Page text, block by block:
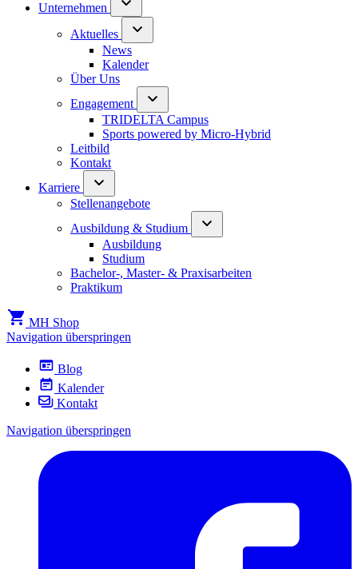
Unternehmen
Aktuelles
News
Kalender
Über Uns
Engagement
TRIDELTA Campus
Sports powered by Micro-Hybrid
Leitbild
Kontakt
Karriere
Stellenangebote
Ausbildung & Studium
Ausbildung
Studium
Bachelor-, Master- & Praxisarbeiten
Praktikum
MH Shop
Navigation überspringen
Blog
Kalender
Kontakt
Navigation überspringen